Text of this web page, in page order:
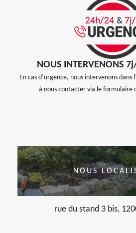
NOUS INTERVENONS
En cas d’urgence, nous intervenons dans
à nous contacter via le formulaire
NOUS
rue du stand 3 bis,